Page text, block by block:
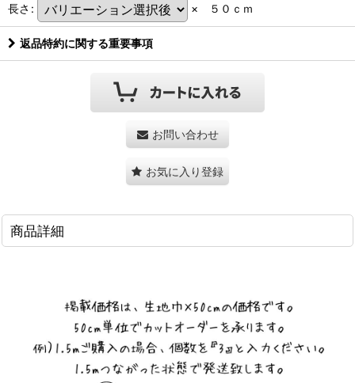
長さ : × ５０ｃｍ
返品特約に関する重要事項
お問い合わせ
お気に入り登録
商品詳細